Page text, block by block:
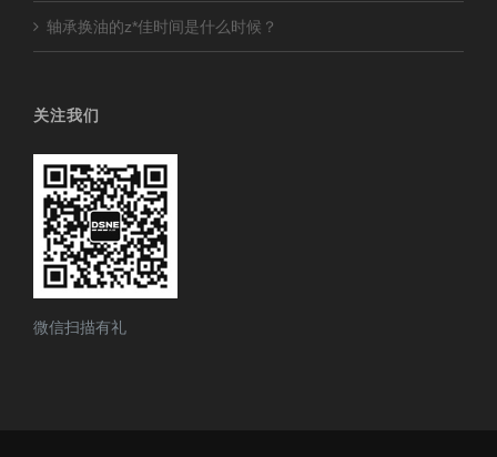
轴承换油的z*佳时间是什么时候？
关注我们
微信扫描有礼